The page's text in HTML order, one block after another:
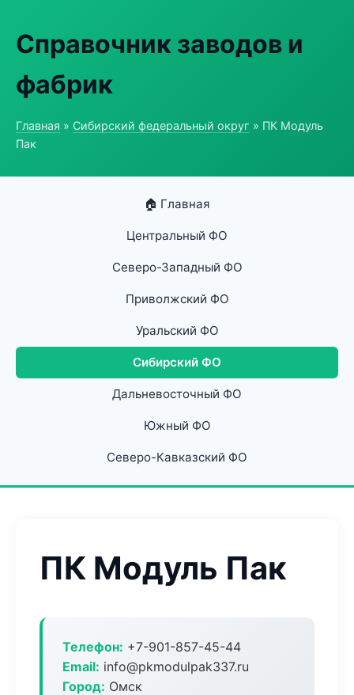
Справочник заводов и
фабрик
Главная » Сибирский федеральный округ » ПК Модуль
Пак
🏠 Главная
Центральный ФО
Северо-Западный ФО
Приволжский ФО
Уральский ФО
Сибирский ФО
Дальневосточный ФО
Южный ФО
Северо-Кавказский ФО
ПК Модуль Пак
Телефон: +7-901-857-45-44
Email: info@pkmodulpak337.ru
Город: Омск